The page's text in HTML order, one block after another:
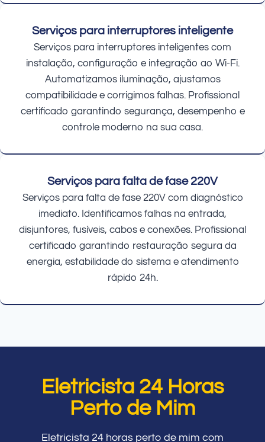
Serviços para interruptores inteligente
Serviços para interruptores inteligentes com
instalação, configuração e integração ao Wi-Fi.
Automatizamos iluminação, ajustamos
compatibilidade e corrigimos falhas. Profissional
certificado garantindo segurança, desempenho e
controle moderno na sua casa.
Serviços para falta de fase 220V
Serviços para falta de fase 220V com diagnóstico
imediato. Identificamos falhas na entrada,
disjuntores, fusíveis, cabos e conexões. Profissional
certificado garantindo restauração segura da
energia, estabilidade do sistema e atendimento
rápido 24h.
Eletricista 24 Horas
Perto de Mim
Eletricista 24 horas perto de mim com